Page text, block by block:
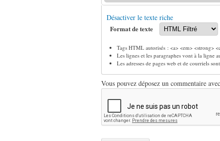
Désactiver le texte riche
Format de texte
Tags HTML autorisés : <a> <em> <strong>
Les lignes et les paragraphes vont à la ligne
Les adresses de pages web et de courriels
Vous pouvez déposez un commentaire